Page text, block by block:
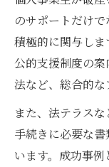
のサポートだけ
積極的に関与しま
公的支援制度の
法など、総合的な
また、法テラス
手続きに必要な
います。成功事